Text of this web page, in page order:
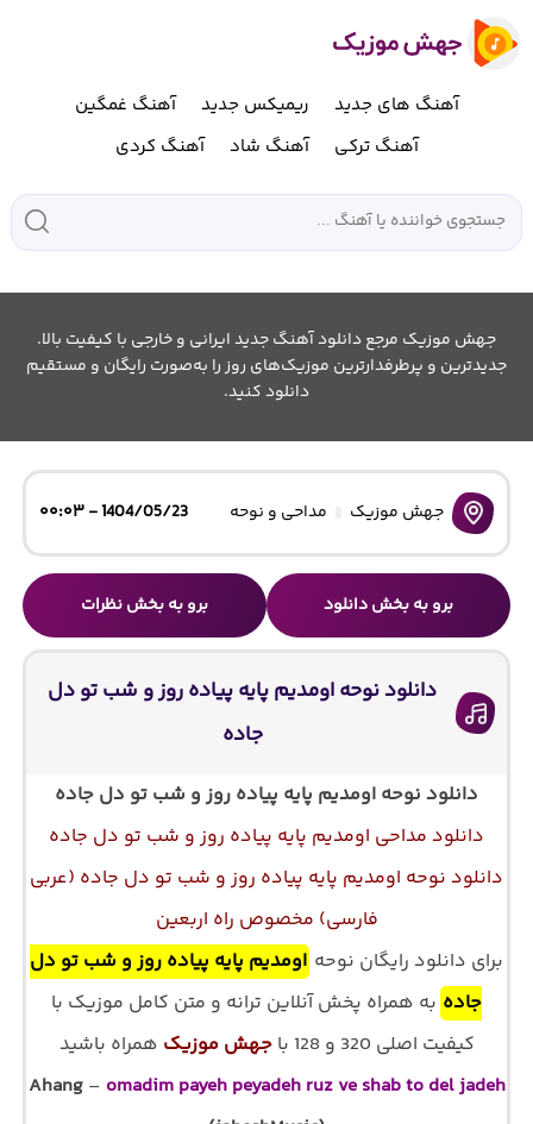
آهنگ های جدید ریمیکس جدید
آهنگ غمگین
آهنگ ترکی
آهنگ شاد آهنگ کردی
جهش موزیک مرجع دانلود آهنگ جدید ایرانی و خارجی با کیفیت بالا.
جدیدترین و پرطرفدارترین موزیک‌های روز را به‌صورت رایگان و مستقیم
دانلود کنید.
جهش موزیک مداحی و نوحه 1404/05/23 - ۰۰:۰۳
برو به بخش دانلود برو به بخش نظرات
دانلود نوحه اومدیم پایه پیاده روز و شب تو دل
جاده
دانلود نوحه اومدیم پایه پیاده روز و شب تو دل جاده
دانلود مداحی اومدیم پایه پیاده روز و شب تو دل جاده
دانلود نوحه اومدیم پایه پیاده روز و شب تو دل جاده (عربی
فارسی) مخصوص راه اربعین
برای دانلود رایگان نوحه اومدیم پایه پیاده روز و شب تو دل
جاده به همراه پخش آنلاین ترانه و متن کامل موزیک با
کیفیت اصلی 320 و 128 با
جهش موزیک همراه باشید
Ahang – omadim payeh peyadeh ruz ve shab to del jadeh